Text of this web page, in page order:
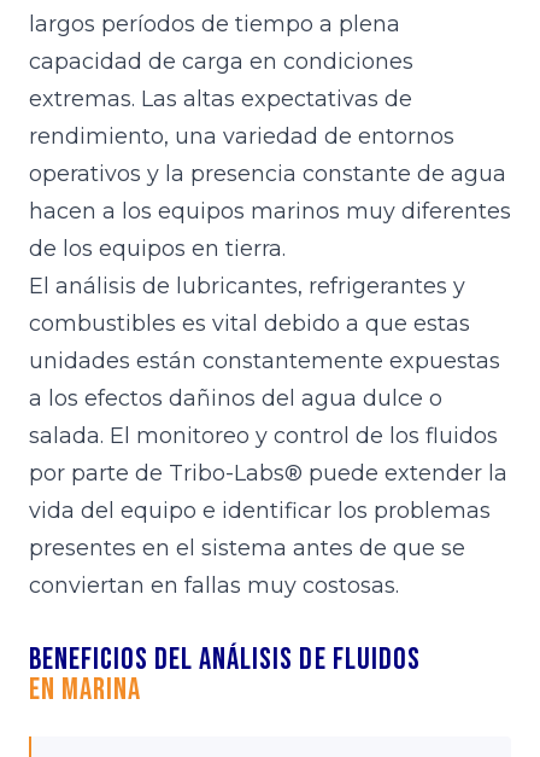
largos períodos de tiempo a plena
capacidad de carga en condiciones
extremas. Las altas expectativas de
rendimiento, una variedad de entornos
operativos y la presencia constante de agua
hacen a los equipos marinos muy diferentes
de los equipos en tierra.
El análisis de lubricantes, refrigerantes y
combustibles es vital debido a que estas
unidades están constantemente expuestas
a los efectos dañinos del agua dulce o
salada. El monitoreo y control de los fluidos
por parte de Tribo-Labs® puede extender la
vida del equipo e identificar los problemas
presentes en el sistema antes de que se
conviertan en fallas muy costosas.
Beneficios del análisis de fluidos
en Marina